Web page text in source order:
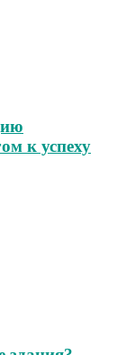
к успеху